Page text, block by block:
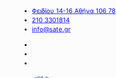
Φειδίου 14-16 Αθήνα 106 78
210 3301814
info@sate.gr